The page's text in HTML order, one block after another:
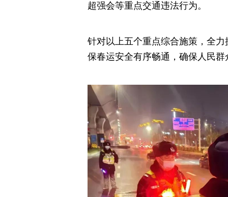
超强会等重点交通违法行为。
针对以上五个重点综合施策，全
保春运安全有序畅通，确保人民群